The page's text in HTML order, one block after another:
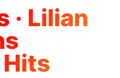
· Lilian